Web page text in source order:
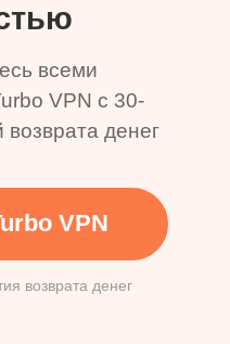
всеми
VPN с 30-
денег
VPN
возврата денег